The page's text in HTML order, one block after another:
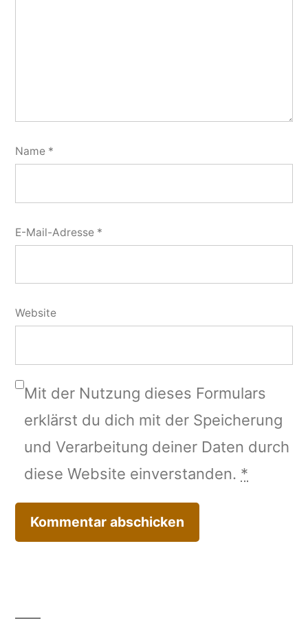
Name *
E-Mail-Adresse *
Website
Mit der Nutzung dieses Formulars
erklärst du dich mit der Speicherung
und Verarbeitung deiner Daten durch
diese Website einverstanden. *